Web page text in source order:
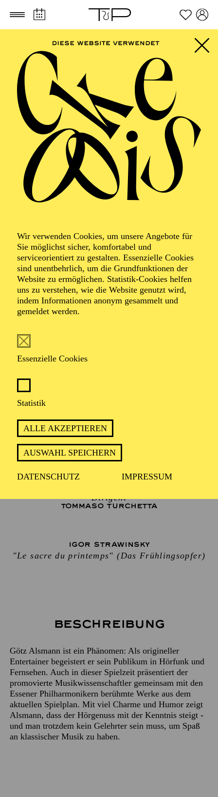
Zum Hauptinhalt springen Zum Footer springen
Wir verwenden Cookies, um unsere Angebote für
Sie möglichst sicher, komfortabel und
serviceorientiert zu gestalten. Essenzielle Cookies
sind unentbehrlich, um die Grundfunktionen der
Website zu ermöglichen. Statistik-Cookies helfen
uns zu verstehen, wie die Website genutzt wird,
indem Informationen anonym gesammelt und
gemeldet werden.
Essenzielle Cookies
Statistik
ALLE AKZEPTIEREN
AUSWAHL SPEICHERN
DATENSCHUTZ IMPRESSUM
ESSENER
PHILHARMONIKER
Mit Götz Alsmann
ins Konzert
TICKETS
ESSENER PHILHARMONIKER
GÖTZ ALSMANN
Dirigent
TOMMASO TURCHETTA
IGOR STRAWINSKY
"Le sacre du printemps" (Das Frühlingsopfer)
Beschreibung
Götz Alsmann ist ein Phänomen: Als origineller
Entertainer begeistert er sein Publikum in Hörfunk und
Fernsehen. Auch in dieser Spielzeit präsentiert der
promovierte Musikwissenschaftler gemeinsam mit den
Essener Philharmonikern berühmte Werke aus dem
aktuellen Spielplan. Mit viel Charme und Humor zeigt
Alsmann, dass der Hörgenuss mit der Kenntnis steigt -
und man trotzdem kein Gelehrter sein muss, um Spaß
an klassischer Musik zu haben.